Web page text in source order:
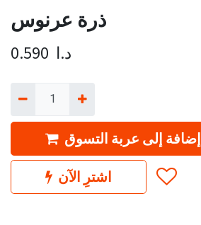
ذرة عرنوس
0.590 د.ا
إضافة إلى عربة التسوق
اشترِ الآن